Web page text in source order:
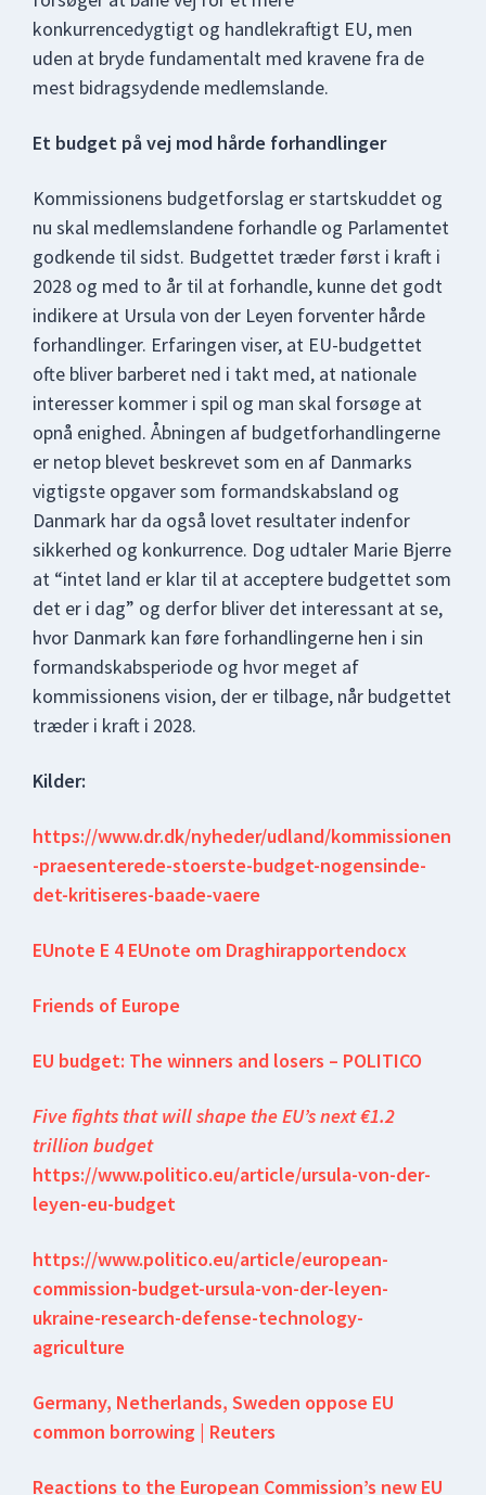
konkurrencedygtigt og handlekraftigt EU, men
uden at bryde fundamentalt med kravene fra de
mest bidragsydende medlemslande.
Et budget på vej mod hårde forhandlinger
Kommissionens budgetforslag er startskuddet og
nu skal medlemslandene forhandle og Parlamentet
godkende til sidst. Budgettet træder først i kraft i
2028 og med to år til at forhandle, kunne det godt
indikere at Ursula von der Leyen forventer hårde
forhandlinger. Erfaringen viser, at EU-budgettet
ofte bliver barberet ned i takt med, at nationale
interesser kommer i spil og man skal forsøge at
opnå enighed. Åbningen af budgetforhandlingerne
er netop blevet beskrevet som en af Danmarks
vigtigste opgaver som formandskabsland og
Danmark har da også lovet resultater indenfor
sikkerhed og konkurrence. Dog udtaler Marie Bjerre
at “intet land er klar til at acceptere budgettet som
det er i dag” og derfor bliver det interessant at se,
hvor Danmark kan føre forhandlingerne hen i sin
formandskabsperiode og hvor meget af
kommissionens vision, der er tilbage, når budgettet
træder i kraft i 2028.
Kilder:
https://www.dr.dk/nyheder/udland/kommissionen
-praesenterede-stoerste-budget-nogensinde-
det-kritiseres-baade-vaere
EUnote E 4 EUnote om Draghirapportendocx
Friends of Europe
EU budget: The winners and losers – POLITICO
Five fights that will shape the EU’s next €1.2
trillion budget
https://www.politico.eu/article/ursula-von-der-
leyen-eu-budget
https://www.politico.eu/article/european-
commission-budget-ursula-von-der-leyen-
ukraine-research-defense-technology-
agriculture
Germany, Netherlands, Sweden oppose EU
common borrowing | Reuters
Reactions to the European Commission’s new EU